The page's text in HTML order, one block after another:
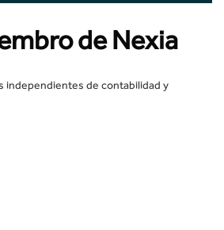
de Nexia
independientes de contabilidad y